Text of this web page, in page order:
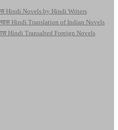
Hindi Novels by Hindi Writers
Hindi Translation of Indian Novels
Hindi Transalted Foreign Novels